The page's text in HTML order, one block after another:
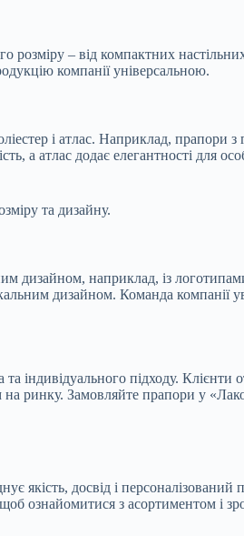
розміру – від компактних
компанії універсальною.
і атлас. Наприклад, прапори
а атлас додає елегантності для
та дизайну.
дизайном, наприклад, із
дизайном. Команда компанії
індивідуального підходу.
ринку. Замовляйте прапори у
якість, досвід і
ознайомитися з асортиментом і